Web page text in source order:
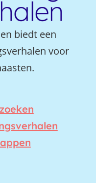
biedt een
voor